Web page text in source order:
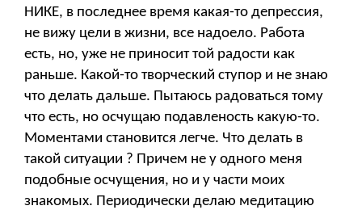
НИКЕ, в последнее время какая-то депрессия,
не вижу цели в жизни, все надоело. Работа
есть, но, уже не приносит той радости как
раньше. Какой-то творческий ступор и не знаю
что делать дальше. Пытаюсь радоваться тому
что есть, но осчущаю подавленость какую-то.
Моментами становится легче. Что делать в
такой ситуации ? Причем не у одного меня
подобные осчущения, но и у части моих
знакомых. Периодически делаю медитацию